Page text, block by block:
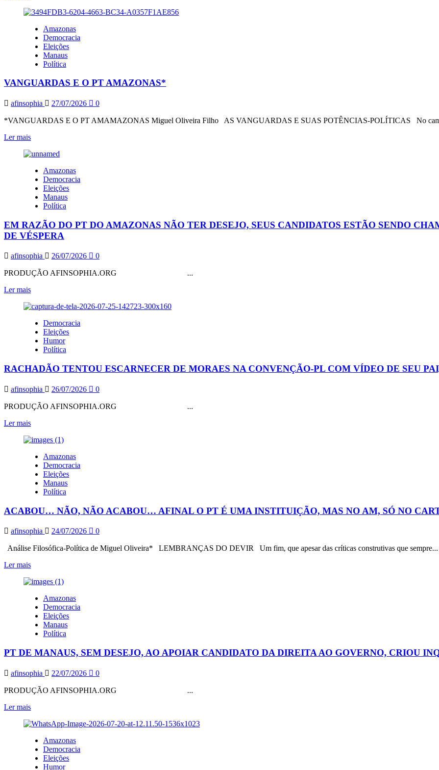
sobre
TERIA
QUE
DEPOR
HOJE,
NA
SOBRE
SORDIDEZ
CONTRA
LULA,
COMO
CORAJOSO,
FOI:
MANDOU
CARTA
Amazonas
Democracia
Eleições
Manaus
Política
VANGUARDAS E O PT AMAZONAS*
afinsophia 27/07/2026 0
*VANGUARDAS E O PT AMAMAZONAS Miguel Oliveira Filho AS VANGUARDAS E SUAS POTÊNCIAS-POLÍTICAS No
Ler maisLeia
sobre
O
PT
AMAZONAS*
Amazonas
Democracia
Eleições
Manaus
Política
EM RAZÃO DO PT DO AMAZONAS NÃO TER DESEJO, SEUS CANDIDATOS ESTÃO SENDO
DE VÉSPERA
afinsophia 26/07/2026 0
PRODUÇÃO AFINSOPHIA.ORG ...
Ler maisLeia
sobre
RAZÃO
DO
PT
DO
NÃO
DESEJO,
SEUS
CANDIDATOS
ESTÃO
SENDO
DE
PERU:
DERROTADOS
DE
VÉSPERA
Democracia
Eleições
Humor
Política
RACHADÃO TENTOU ESCARNECER DE MORAES NA CONVENÇÃO-PL COM VÍDEO DE SEU
afinsophia 26/07/2026 0
PRODUÇÃO AFINSOPHIA.ORG ...
Ler maisLeia
sobre
TENTOU
ESCARNECER
DE
MORAES
NA
PL
VÍDEO
DE
SEU
‘NÃO
EU,
EU’
Amazonas
Democracia
Eleições
Manaus
Política
ACABOU… NÃO, NÃO ACABOU… AFINAL O PT É UMA INSTITUIÇÃO, MAS NO AM, SÓ NO
afinsophia 24/07/2026 0
Análise Filosófica-Política de Miguel Oliveira* LEMBRANÇAS DO DEVIR Um fim, que apesar das críticas construtivas que sempre...
Ler maisLeia
sobre
NÃO,
NÃO
ACABOU…
AFINAL
O
É
INSTITUIÇÃO,
MAS
NO
AM,
SÓ
CARTÓRIO”
Amazonas
Democracia
Eleições
Manaus
Política
PT DE MANAUS, SEM DESEJO, AO APOIAR CANDIDATO DA DIREITA AO GOVERNO, CRIOU
afinsophia 22/07/2026 0
PRODUÇÃO AFINSOPHIA.ORG ...
Ler maisLeia
sobre
DE
MANAUS,
SEM
DESEJO,
Amazonas
Democracia
Eleições
Humor